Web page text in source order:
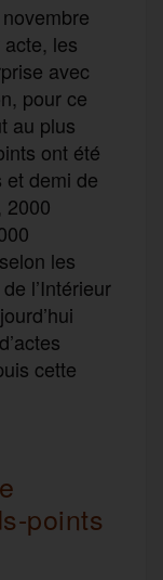
les
avec
pour ce
au plus
ont été
et demi de
2000
les
l’Intérieur
cette
points